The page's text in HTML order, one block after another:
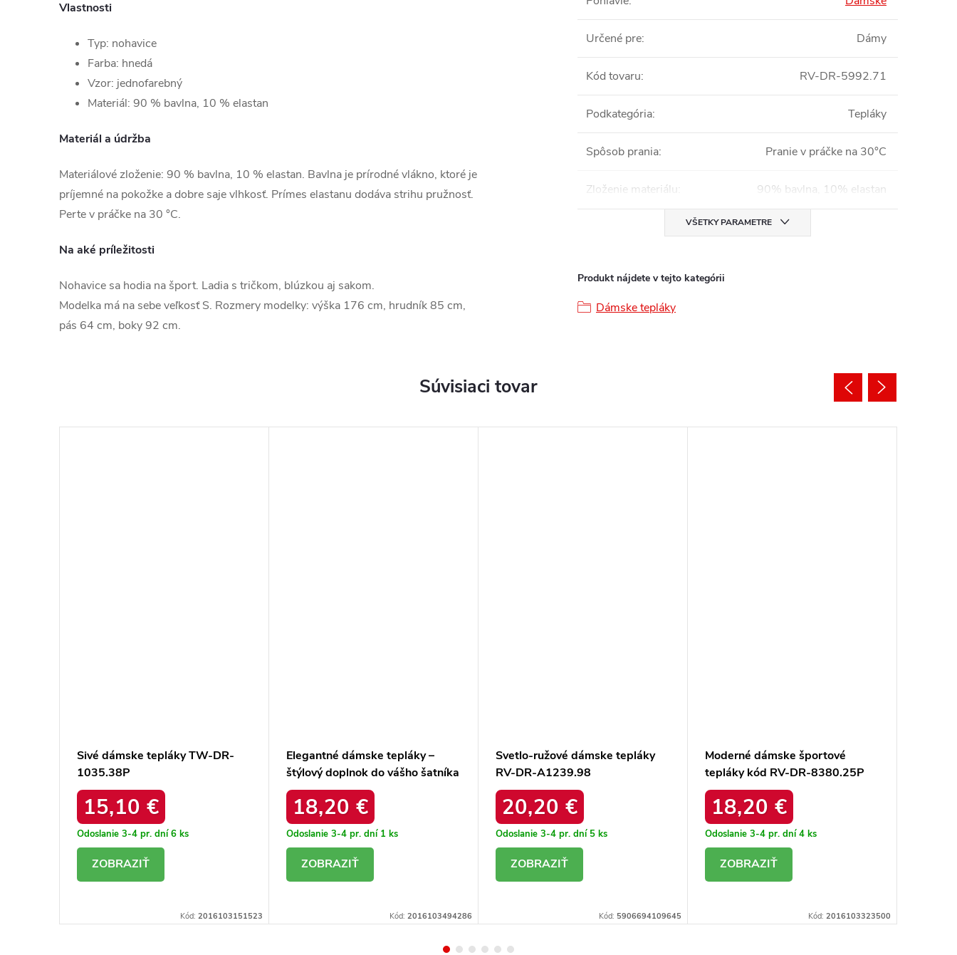
Vlastnosti
Typ: nohavice
Farba: hnedá
Vzor: jednofarebný
Materiál: 90 % bavlna, 10 % elastan
Materiál a údržba
Materiálové zloženie: 90 % bavlna, 10 % elastan. Bavlna je prírodné vlákno, ktoré je
príjemné na pokožke a dobre saje vlhkosť. Prímes elastanu dodáva strihu pružnosť.
Perte v práčke na 30 °C.
Na aké príležitosti
Nohavice sa hodia na šport. Ladia s tričkom, blúzkou aj sakom.
Modelka má na sebe veľkosť S. Rozmery modelky: výška 176 cm, hrudník 85 cm,
pás 64 cm, boky 92 cm.
Určené pre: Dámy
Kód tovaru: RV-DR-5992.71
Podkategória: Tepláky
Spôsob prania: Pranie v práčke na 30°C
Zloženie materiálu : 90% bavlna, 10% elastan
VŠETKY PARAMETRE
Produkt nájdete v tejto kategórii
Dámske tepláky
Súvisiaci tovar
Sivé dámske tepláky TW-DR-
1035.38P
15,10 €
Odoslanie 3-4 pr. dní6 ks
Kód: 2016103151523
Elegantné dámske tepláky –
štýlový doplnok do vášho šatníka
RV-DR-8380.25P
18,20 €
Odoslanie 3-4 pr. dní 1 ks
Kód: 2016103494286
Svetlo-ružové dámske tepláky
RV-DR-A1239.98
20,20 €
Odoslanie 3-4 pr. dní 5 ks
Kód: 5906694109645
Moderné dámske športové
tepláky kód RV-DR-8380.25P
18,20 €
Odoslanie 3-4 pr. dní4 ks
Kód: 2016103323500